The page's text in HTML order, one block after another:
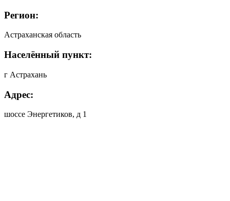
Регион:
Астраханская область
Населённый пункт:
г Астрахань
Адрес:
шоссе Энергетиков, д 1